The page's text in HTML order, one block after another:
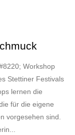
Workshop
Stettiner Festivals
lernen die
für die eigene
vorgesehen sind.